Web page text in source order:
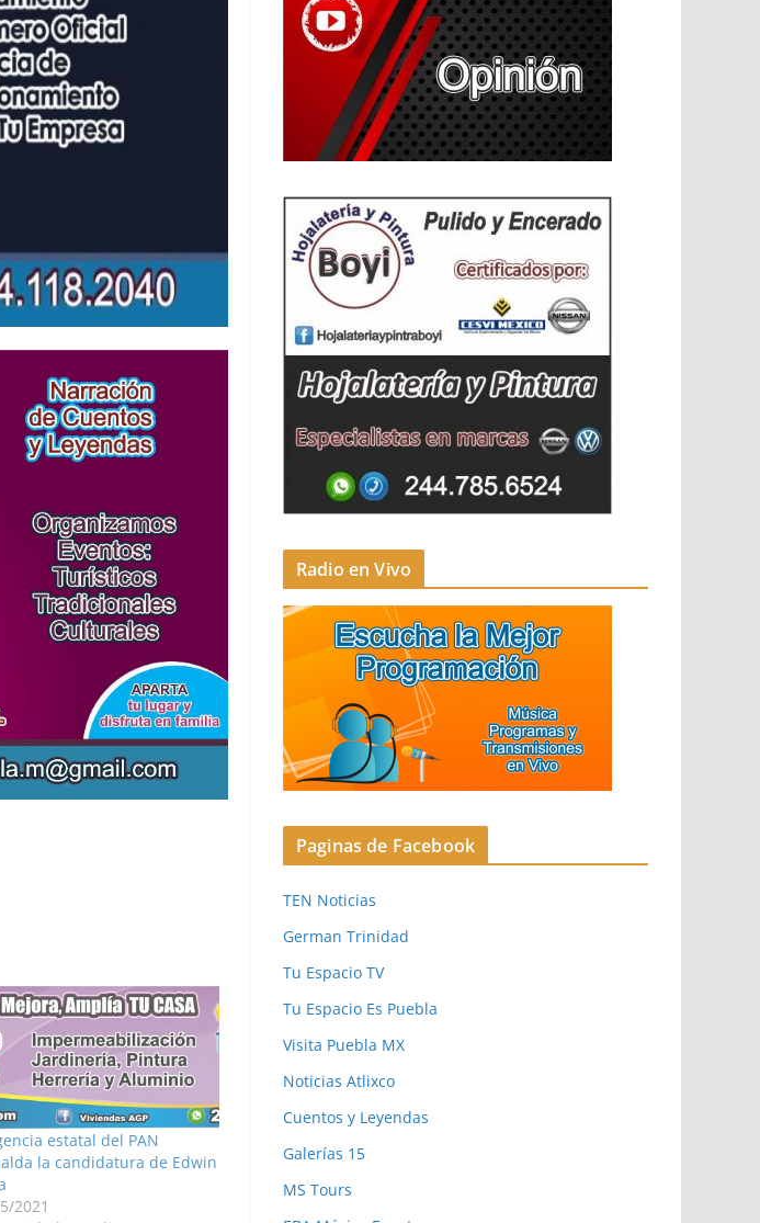
estatal del PAN
la candidatura de Edwin
2021
Radio en Vivo
Paginas de Facebook
TEN Noticias
German Trinidad
Tu Espacio TV
Tu Espacio Es Puebla
Visita Puebla MX
Noticias Atlixco
Cuentos y Leyendas
Galerías 15
MS Tours